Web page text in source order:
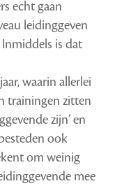
echt gaan
leidinggeven
is dat
waarin allerlei
trainingen zitten
zijn’ en
ook
om weinig
mee